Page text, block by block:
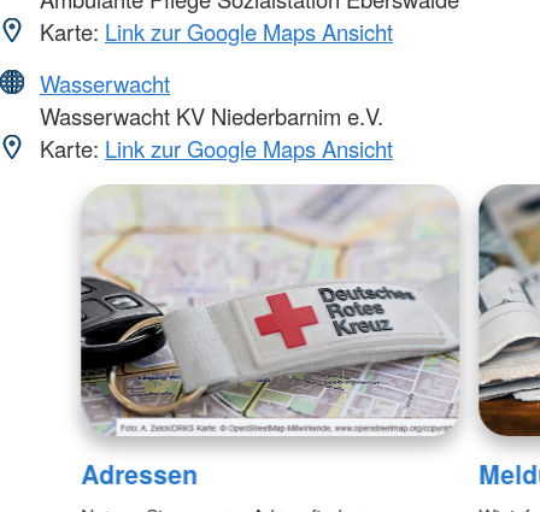
Karte: Link zur Google Maps Ansicht
Wasserwacht
Wasserwacht KV Niederbarnim e.V.
Karte: Link zur Google Maps Ansicht
Adressen